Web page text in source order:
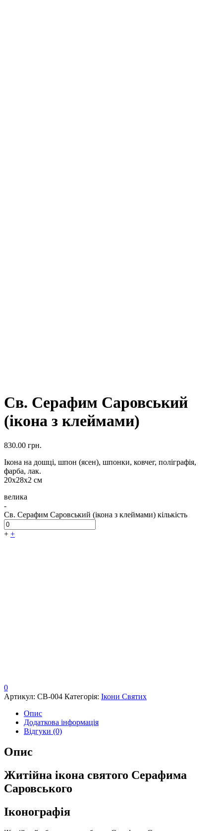
Св. Серафим Саровський
(ікона з клеймами)
830.00 грн.
Ікона на дошці, шпон (ясен), шпонки, ковчег, поліграфія,
фарба, лак.
20х28х2 см
велика
-
Св. Серафим Саровський (ікона з клеймами) кількість
+ +
0
Артикул: СВ-004 Категорія: Ікони Святих
Опис
Додаткова інформація
Відгуки (0)
Опис
Житійна ікона святого Серафима
Саровського
Іконографія